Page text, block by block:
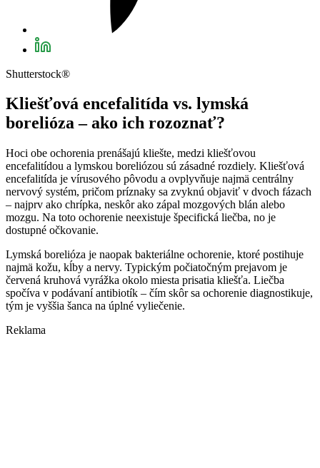
Shutterstock®
Kliešťová encefalitída vs. lymská
borelióza – ako ich rozoznať?
Hoci obe ochorenia prenášajú kliešte, medzi kliešťovou
encefalitídou a lymskou boreliózou sú zásadné rozdiely. Kliešťová
encefalitída je vírusového pôvodu a ovplyvňuje najmä centrálny
nervový systém, pričom príznaky sa zvyknú objaviť v dvoch fázach
– najprv ako chrípka, neskôr ako zápal mozgových blán alebo
mozgu. Na toto ochorenie neexistuje špecifická liečba, no je
dostupné očkovanie.
Lymská borelióza je naopak bakteriálne ochorenie, ktoré postihuje
najmä kožu, kĺby a nervy. Typickým počiatočným prejavom je
červená kruhová vyrážka okolo miesta prisatia kliešťa. Liečba
spočíva v podávaní antibiotík – čím skôr sa ochorenie diagnostikuje,
tým je vyššia šanca na úplné vyliečenie.
Reklama